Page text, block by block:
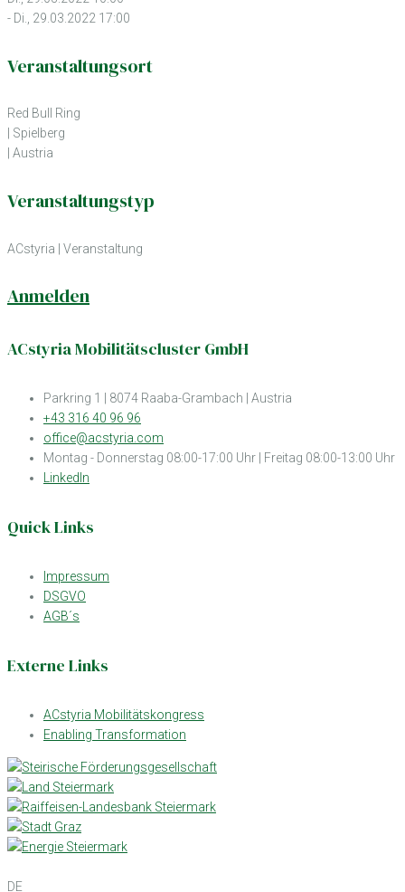
- Di., 29.03.2022 17:00
Veranstaltungsort
Red Bull Ring
| Spielberg
| Austria
Veranstaltungstyp
ACstyria | Veranstaltung
Anmelden
ACstyria Mobilitätscluster GmbH
Parkring 1 | 8074 Raaba-Grambach | Austria
+43 316 40 96 96
office@acstyria.com
Montag - Donnerstag 08:00-17:00 Uhr | Freitag 08:00-13:00 Uhr
LinkedIn
Quick Links
Impressum
DSGVO
AGB´s
Externe Links
ACstyria Mobilitätskongress
Enabling Transformation
DE